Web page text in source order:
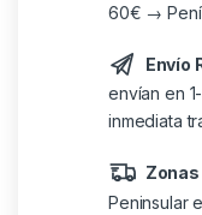
60€ →
Envío
envían en
inmediata
Zonas
Peninsular